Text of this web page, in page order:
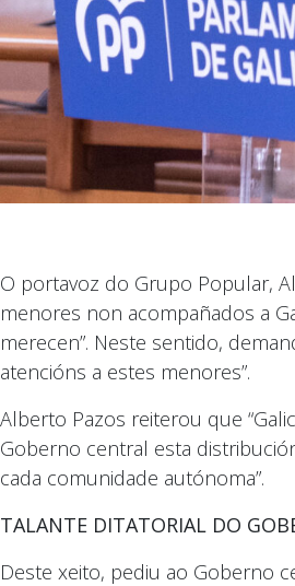
O portavoz do Grupo Popular,
menores non acompañados a
merecen”. Neste sentido,
atencións a estes menores”.
Alberto Pazos reiterou que
Goberno central esta
cada comunidade autónoma”.
TALANTE DITATORIAL DO
Deste xeito, pediu ao Goberno